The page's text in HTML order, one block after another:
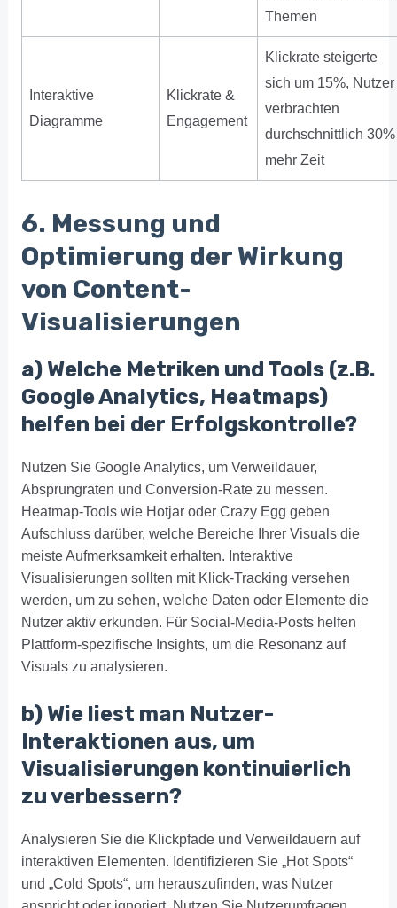
Themen
Interaktive
Diagramme
Klickrate &
Engagement
Klickrate steigerte
sich um 15%, Nutzer
verbrachten
durchschnittlich 30%
mehr Zeit
6. Messung und
Optimierung der Wirkung
von Content-
Visualisierungen
a) Welche Metriken und Tools (z.B.
Google Analytics, Heatmaps)
helfen bei der Erfolgskontrolle?
Nutzen Sie Google Analytics, um Verweildauer,
Absprungraten und Conversion-Rate zu messen.
Heatmap-Tools wie Hotjar oder Crazy Egg geben
Aufschluss darüber, welche Bereiche Ihrer Visuals die
meiste Aufmerksamkeit erhalten. Interaktive
Visualisierungen sollten mit Klick-Tracking versehen
werden, um zu sehen, welche Daten oder Elemente die
Nutzer aktiv erkunden. Für Social-Media-Posts helfen
Plattform-spezifische Insights, um die Resonanz auf
Visuals zu analysieren.
b) Wie liest man Nutzer-
Interaktionen aus, um
Visualisierungen kontinuierlich
zu verbessern?
Analysieren Sie die Klickpfade und Verweildauern auf
interaktiven Elementen. Identifizieren Sie „Hot Spots“
und „Cold Spots“, um herauszufinden, was Nutzer